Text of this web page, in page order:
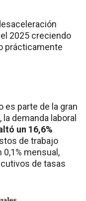
2025 creciendo
prácticamente
es parte de la gran
demanda laboral
un 16,6%
de trabajo
mensual,
de tasas